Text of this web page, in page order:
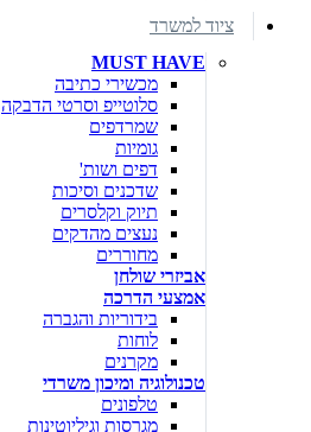
ציוד למשרד
MUST HAVE
מכשירי כתיבה
סלוטייפ וסרטי הדבקה
שמרדפים
גומיות
דפים ושות'
שדכנים וסיכות
תיוק וקלסרים
נעצים מהדקים
מחוררים
אביזרי שולחן
אמצעי הדרכה
בידוריות והגברה
לוחות
מקרנים
טכנולוגיה ומיכון משרדי
טלפונים
מגרסות וגיליוטינות